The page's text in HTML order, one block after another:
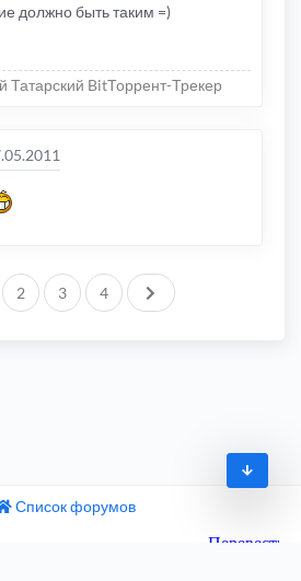
должно быть таким =)
Татарский BitТоррент-Трекер
2 3 4 След.
Список форумов